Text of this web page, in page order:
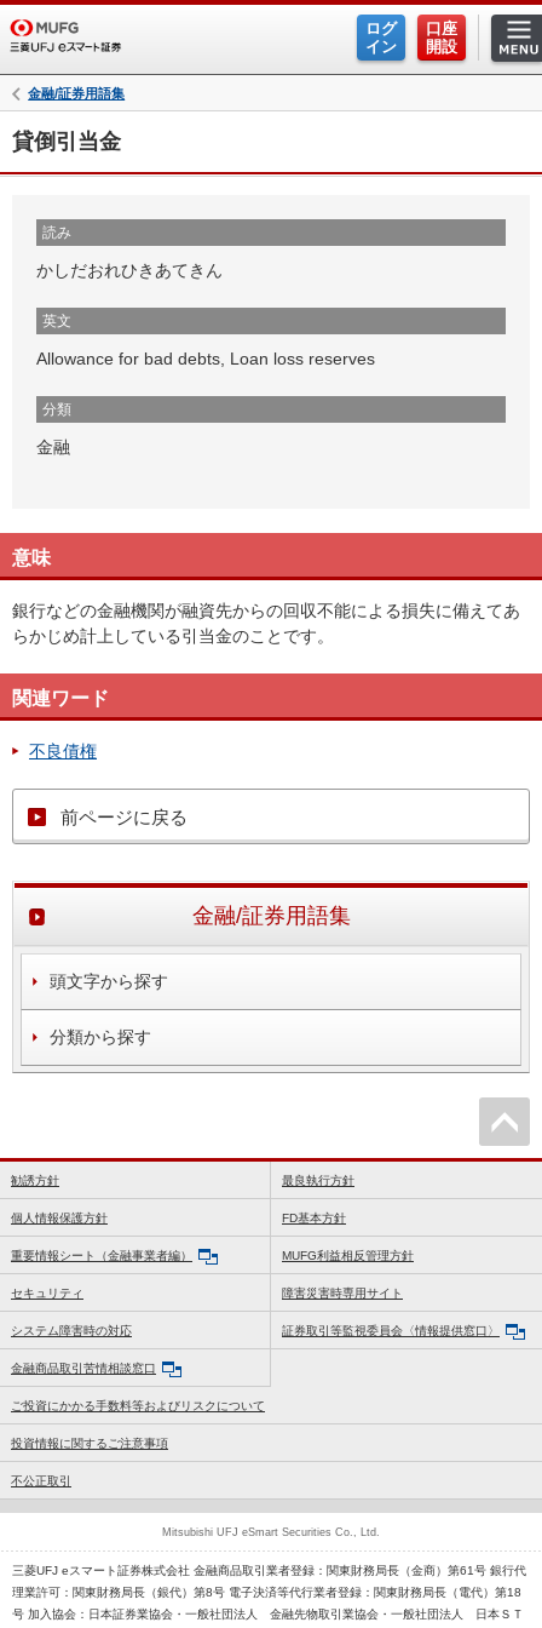
ログ
イン
口座
開設
金融/証券用語集
貸倒引当金
読み
かしだおれひきあてきん
英文
Allowance for bad debts, Loan loss reserves
分類
金融
意味
銀行などの金融機関が融資先からの回収不能による損失に備えてあ
らかじめ計上している引当金のことです。
関連ワード
不良債権
前ページに戻る
金融/証券用語集
頭文字から探す
分類から探す
勧誘方針 最良執行方針
個人情報保護方針 FD基本方針
重要情報シート（金融事業者編） MUFG利益相反管理方針
セキュリティ 障害災害時専用サイト
システム障害時の対応 証券取引等監視委員会〈情報提供窓口〉
金融商品取引苦情相談窓口
ご投資にかかる手数料等およびリスクについて
投資情報に関するご注意事項
不公正取引
三菱UFJ eスマート証券株式会社 金融商品取引業者登録：関東財務局長（金商）第61号 銀行代
理業許可：関東財務局長（銀代）第8号 電子決済等代行業者登録：関東財務局長（電代）第18
号 加入協会：日本証券業協会・一般社団法人 金融先物取引業協会・一般社団法人 日本ＳＴ
Mitsubishi UFJ eSmart Securities Co., Ltd.